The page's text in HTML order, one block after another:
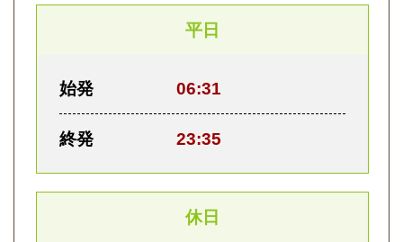
平日
始発 06:31
終発 23:35
休日